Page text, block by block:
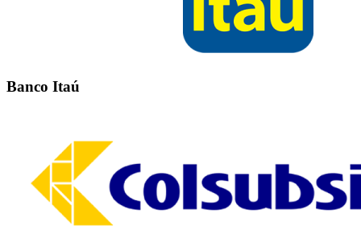
Banco Itaú